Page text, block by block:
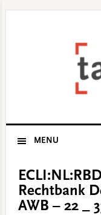
MENU
Rechtbank
AWB – 22 _